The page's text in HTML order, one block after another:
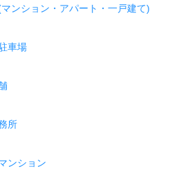
ンション・アパート・一戸建て)
車場
所
ンション